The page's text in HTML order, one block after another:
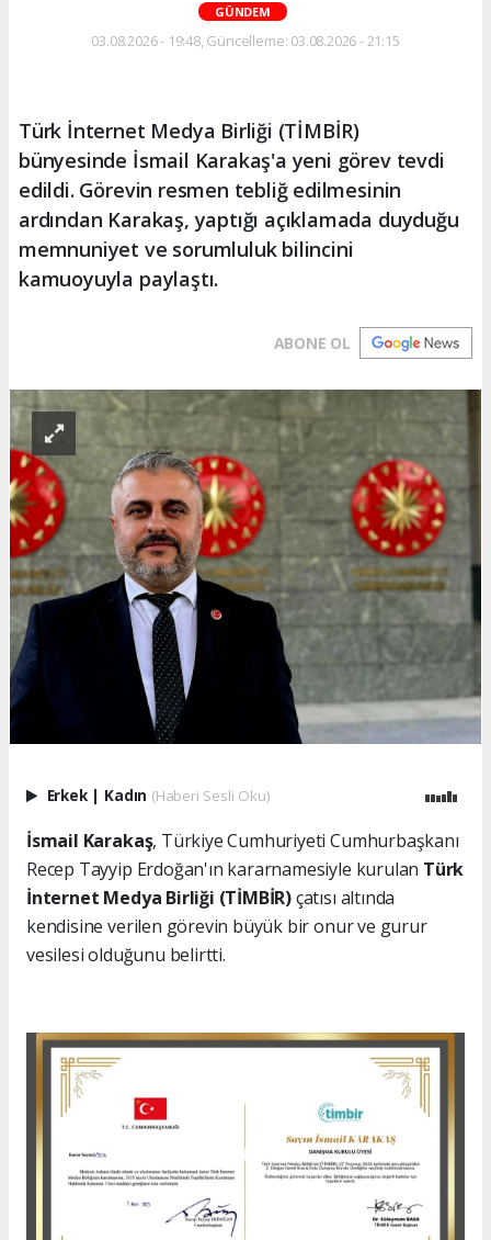
GÜNDEM
03.08.2026 - 19:48, Güncelleme: 03.08.2026 - 21:15
Türk İnternet Medya Birliği (TİMBİR)
bünyesinde İsmail Karakaş'a yeni görev tevdi
edildi. Görevin resmen tebliğ edilmesinin
ardından Karakaş, yaptığı açıklamada duyduğu
memnuniyet ve sorumluluk bilincini
kamuoyuyla paylaştı.
ABONE OL
Erkek | Kadın (Haberi Sesli Oku)
İsmail Karakaş, Türkiye Cumhuriyeti Cumhurbaşkanı
Recep Tayyip Erdoğan'ın kararnamesiyle kurulan Türk
İnternet Medya Birliği (TİMBİR)çatısı altında
kendisine verilen görevin büyük bir onur ve gurur
vesilesi olduğunu belirtti.